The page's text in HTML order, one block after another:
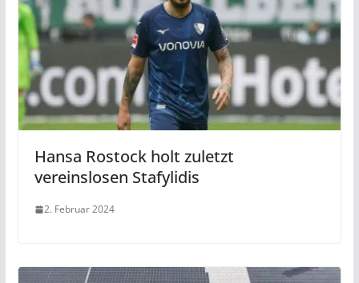
Hansa Rostock holt zuletzt
vereinslosen Stafylidis
2. Februar 2024